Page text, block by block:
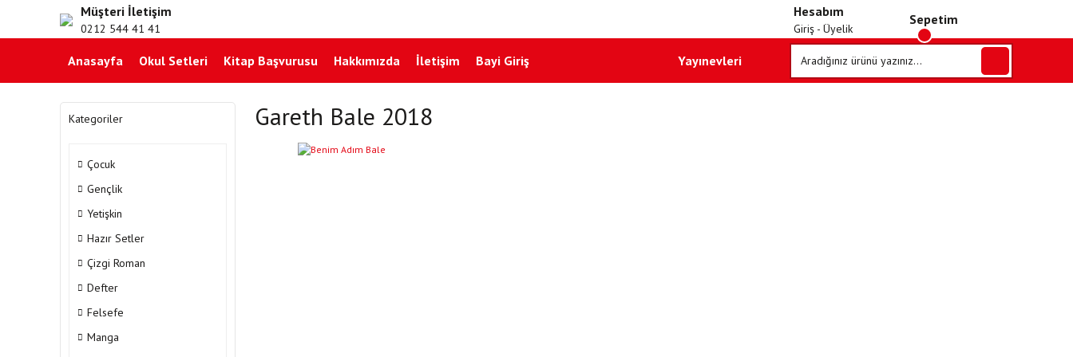
Müşteri İletişim
0212 544 41 41
Hesabım
Giriş - Üyelik
Sepetim
Anasayfa Okul Setleri Kitap Başvurusu Hakkımızda İletişim Bayi Giriş Yayınevleri
Kategoriler
Çocuk
Gençlik
Yetişkin
Hazır Setler
Çizgi Roman
Defter
Felsefe
Manga
Gareth Bale 2018